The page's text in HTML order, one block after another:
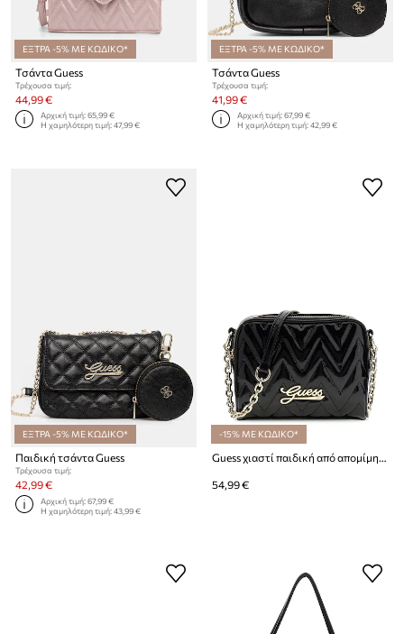
ΕΞΤΡΑ -5% ΜΕ ΚΩΔΙΚΟ*
Τσάντα Guess
Τρέχουσα τιμή:
44,99 €
Αρχική τιμή:65,99 €
Η χαμηλότερη τιμή:47,99 €
ΕΞΤΡΑ -5% ΜΕ ΚΩΔΙΚΟ*
Τσάντα Guess
Τρέχουσα τιμή:
41,99 €
Αρχική τιμή:67,99 €
Η χαμηλότερη τιμή:42,99 €
ΕΞΤΡΑ -5% ΜΕ ΚΩΔΙΚΟ*
Παιδική τσάντα Guess
Τρέχουσα τιμή:
42,99 €
Αρχική τιμή:67,99 €
Η χαμηλότερη τιμή:43,99 €
-15% ΜΕ ΚΩΔΙΚΟ*
Guess χιαστί παιδική από απομίμηση δέρματος
54,99 €